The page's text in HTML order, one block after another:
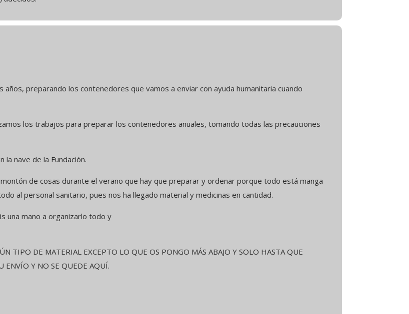
preparando los contenedores que vamos a enviar con ayuda humanitaria cuando
los trabajos para preparar los contenedores anuales, tomando todas las precauciones
nave de la Fundación.
de cosas durante el verano que hay que preparar y ordenar porque todo está manga
al personal sanitario, pues nos ha llegado material y medicinas en cantidad.
una mano a organizarlo todo y
TIPO DE MATERIAL EXCEPTO LO QUE OS PONGO MÁS ABAJO Y SOLO HASTA QUE
ENVÍO Y NO SE QUEDE AQUÍ.